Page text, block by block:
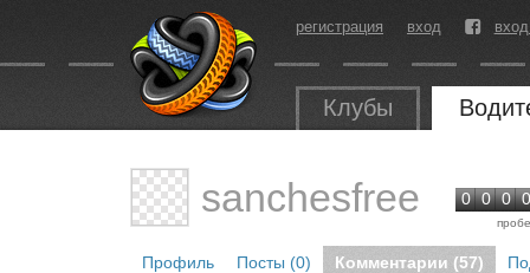
регистрация вход
Клубы
sanchesfree 0 0 0 0
Профиль Посты (0) Комментарии (57)